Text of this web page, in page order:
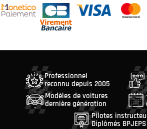
Professionnel
reconnu depuis 2005
Modèles de voitures
dernière génération
Pilotes
Diplômés BPJEPS